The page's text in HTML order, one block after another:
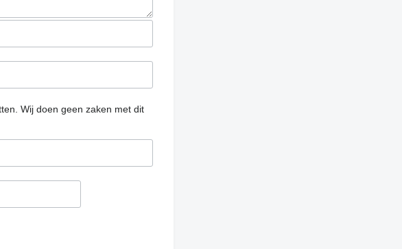
Wij doen geen zaken met dit